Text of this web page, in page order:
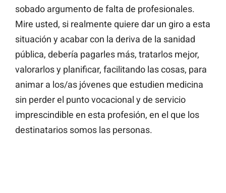
sobado argumento de falta de profesionales.
Mire usted, si realmente quiere dar un giro a esta
situación y acabar con la deriva de la sanidad
pública, debería pagarles más, tratarlos mejor,
valorarlos y planificar, facilitando las cosas, para
animar a los/as jóvenes que estudien medicina
sin perder el punto vocacional y de servicio
imprescindible en esta profesión, en el que los
destinatarios somos las personas.